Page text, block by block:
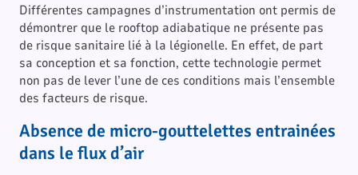
Différentes campagnes d’instrumentation ont permis de
démontrer que le rooftop adiabatique ne présente pas
de risque sanitaire lié à la légionelle. En effet, de part
sa conception et sa fonction, cette technologie permet
non pas de lever l’une de ces conditions mais l’ensemble
des facteurs de risque.
Absence de micro-gouttelettes entrainées
dans le flux d’air